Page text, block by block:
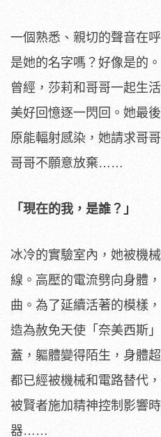
一個熟悉、親切的聲音在
是她的名字嗎？好像是的
曾經，莎莉和哥哥一起生
美好回憶逐一閃回。她最
原能輻射感染，她請求哥
哥哥不願意放棄……
「現在的我，是誰？」
冰冷的實驗室內，她被機
線。高壓的電流劈向身體
曲。為了延續活著的模樣
造為赦免天使「奈美西斯
蓋，軀體變得陌生，身體
都已經被機械和電路替代
被賢者施加精神控制影響
器……